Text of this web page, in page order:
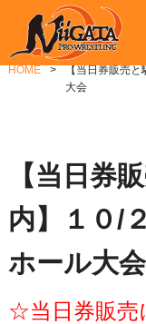
HOME
【当日券販売
大会
【当日券
内】１０/
ホール大会
☆当日券販